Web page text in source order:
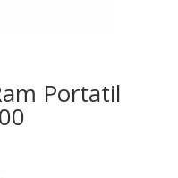
Portatil